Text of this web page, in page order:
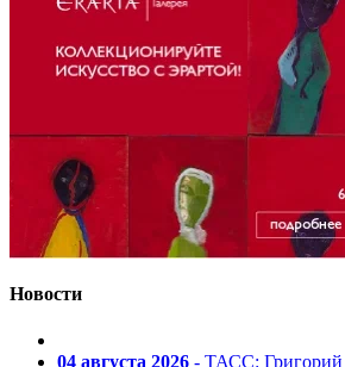
Новости
04 августа 2026 - ТАСС: Григорий